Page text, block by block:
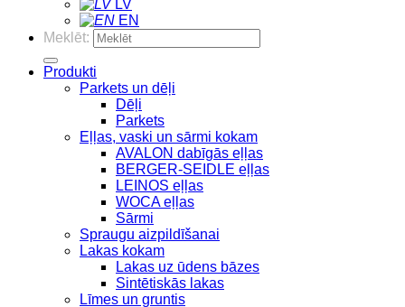
LV
EN
Meklēt:
Produkti
Parkets un dēļi
Dēļi
Parkets
Eļļas, vaski un sārmi kokam
AVALON dabīgās eļļas
BERGER-SEIDLE eļļas
LEINOS eļļas
WOCA eļļas
Sārmi
Spraugu aizpildīšanai
Lakas kokam
Lakas uz ūdens bāzes
Sintētiskās lakas
Līmes un gruntis